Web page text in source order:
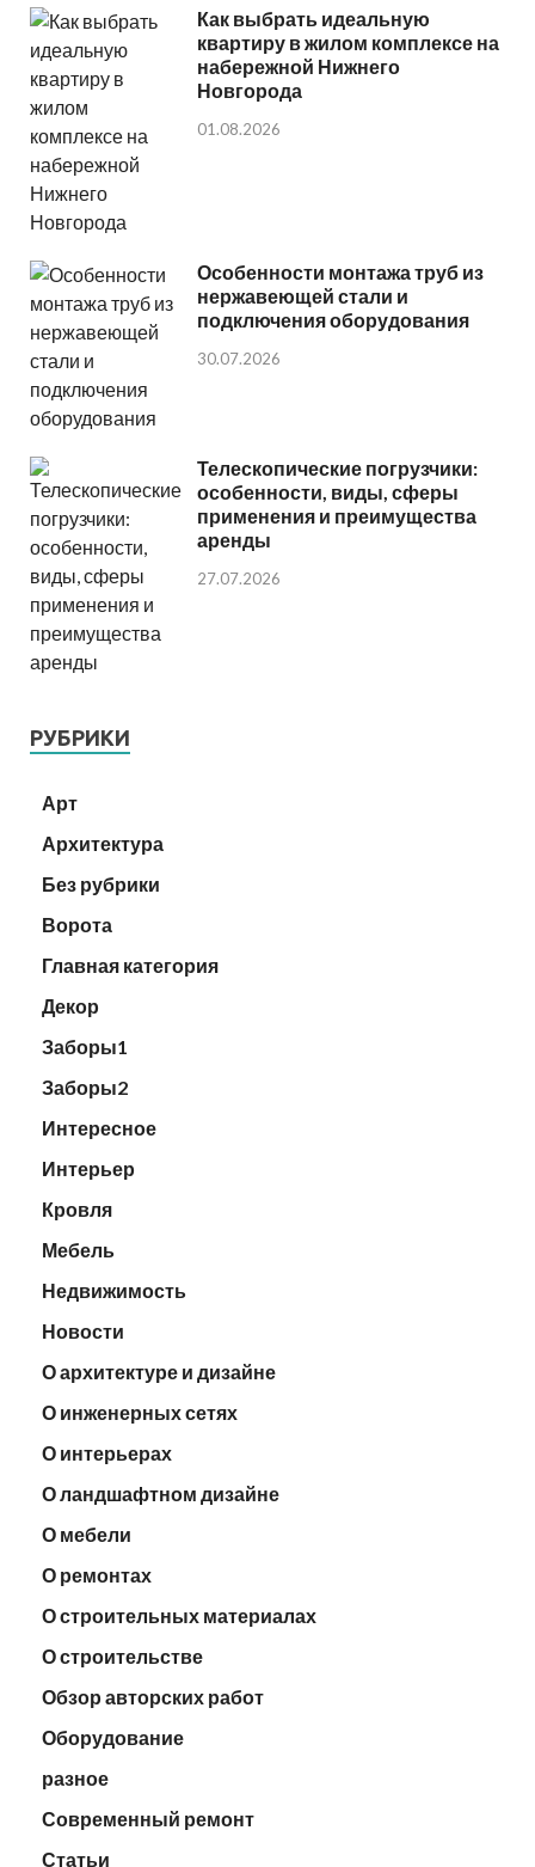
Как выбрать идеальную
квартиру в жилом комплексе на
набережной Нижнего
Новгорода
01.08.2026
Особенности монтажа труб из
нержавеющей стали и
подключения оборудования
30.07.2026
Телескопические погрузчики:
особенности, виды, сферы
применения и преимущества
аренды
27.07.2026
РУБРИКИ
Арт
Архитектура
Без рубрики
Ворота
Главная категория
Декор
Заборы1
Заборы2
Интересное
Интерьер
Кровля
Мебель
Недвижимость
Новости
О архитектуре и дизайне
О инженерных сетях
О интерьерах
О ландшафтном дизайне
О мебели
О ремонтах
О строительных материалах
О строительстве
Обзор авторских работ
Оборудование
разное
Современный ремонт
Статьи